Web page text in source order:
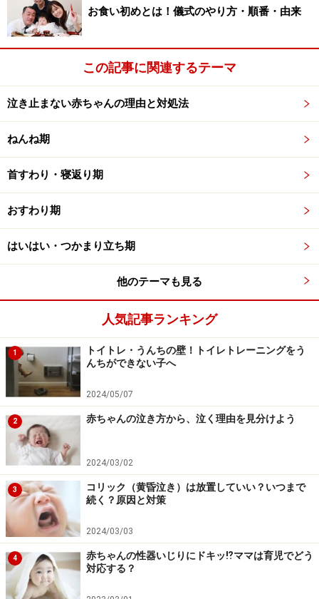
じく新陳代謝の活発な赤ちゃんの体を清潔に保つことで
す。
>>赤ちゃんのお風呂の入れ方・ポイントは？>>
※記事内容は執筆時点のものです。最新の内容をご確認くださ
い。
※乳幼児の発育には個人差があります。記事内容は全ての乳幼児
への有効性を保証するものではありません。気になる徴候が見ら
お食い初めとは！儀式のやり方・順番・由来
この記事に関連するテーマ
泣き止まない赤ちゃんの理由と対処法
ねんね期
首すわり・寝返り期
おすわり期
はいはい・つかまり立ち期
他のテーマも見る
人気記事ランキング
1
トイトレ・うんちの壁！トイレトレーニングをう
んちができない子へ
2024/05/07
2 赤ちゃんの泣き方から、泣く理由を見分けよう
2024/03/02
3
コリック（黄昏泣き）は放置していい？いつまで
続く？原因と対策
2024/03/03
4
赤ちゃんの性器いじりにドキッ⁉︎ママは育児でどう
対応する？